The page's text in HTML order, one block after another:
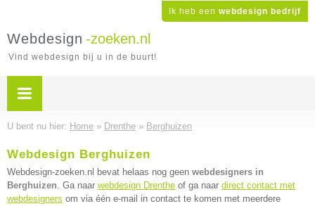
Ik heb een webdesign bedrijf
Webdesign -zoeken.nl
Vind webdesign bij u in de buurt!
U bent nu hier: Home » Drenthe » Berghuizen
Webdesign Berghuizen
Webdesign-zoeken.nl bevat helaas nog geen webdesigners in
Berghuizen. Ga naar webdesign Drenthe of ga naar direct contact met
webdesigners om via één e-mail in contact te komen met meerdere